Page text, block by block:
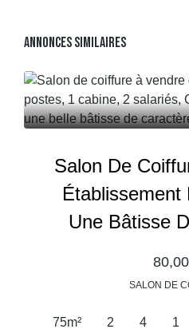
Annonces Similaires
Salon De
Établissement
Une Bâtisse
SALON DE
75m² 2 4 1